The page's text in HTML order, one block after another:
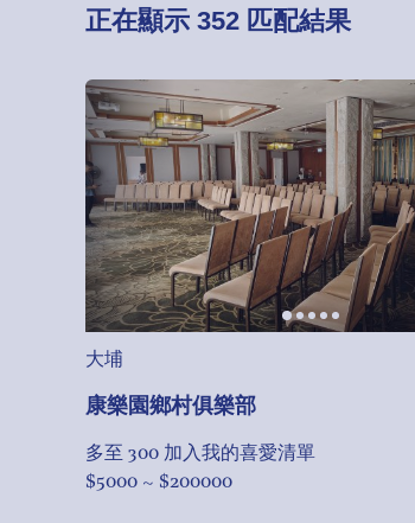
正在顯示 352 匹配結果
大埔
康樂園鄉村俱樂部
多至 300 加入我的喜愛清單
$5000 ~ $200000